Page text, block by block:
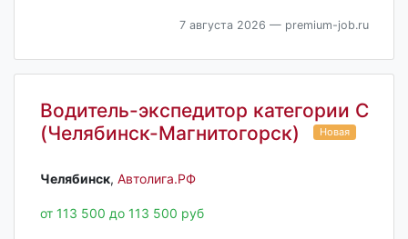
7 августа 2026 — premium-job.ru
Водитель-экспедитор категории С
(Челябинск-Магнитогорск)
Новая
Челябинск‎, Автолига.РФ
от 113 500 до 113 500 руб